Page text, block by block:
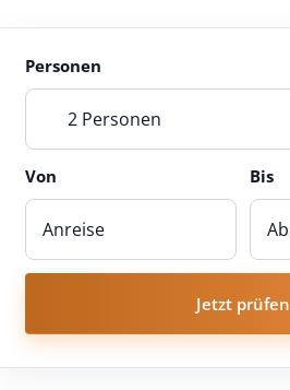
Personen
2 Personen
Von Bis
Jetzt prüfen